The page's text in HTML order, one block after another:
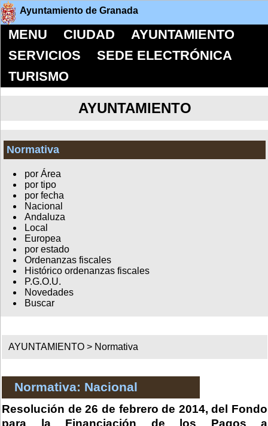
Ayuntamiento de Granada
MENU CIUDAD
AYUNTAMIENTO
SERVICIOS
SEDE ELECTRÓNICA
TURISMO
AYUNTAMIENTO
Normativa
por Área
por tipo
por fecha
Nacional
Andaluza
Local
Europea
por estado
Ordenanzas fiscales
Histórico ordenanzas fiscales
P.G.O.U.
Novedades
Buscar
AYUNTAMIENTO > Normativa
Normativa: Nacional
Resolución de 26 de febrero de 2014, del Fondo
para la Financiación de los Pagos a